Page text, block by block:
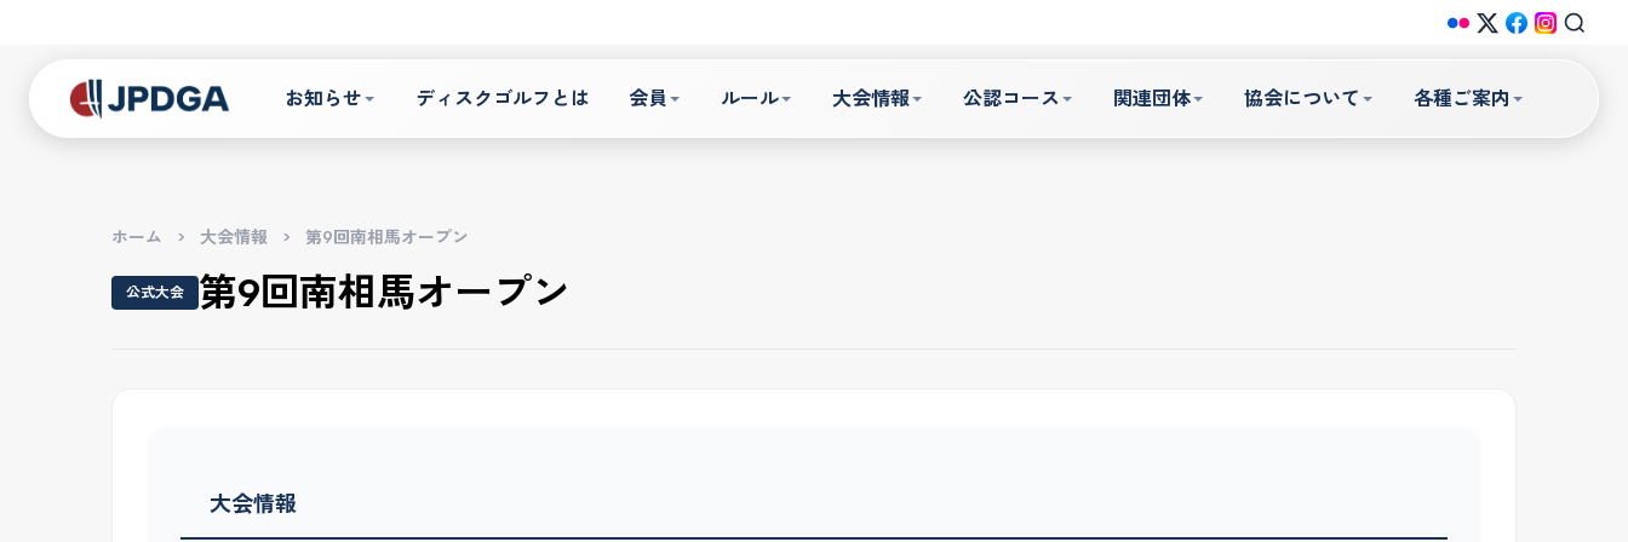
お知らせ ディスクゴルフとは 会員 ルール 大会情報 公認コース 関連団体 協会について 各種ご案内
ホーム > 大会情報 > 第9回南相馬オープン
公式大会 第9回南相馬オープン
大会情報